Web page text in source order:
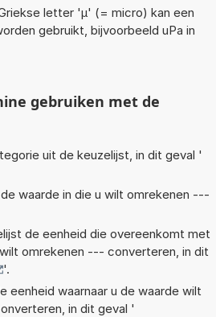
letter 'µ' (= micro) kan een
gebruikt, bijvoorbeeld uPa in
gebruiken met de
uit de keuzelijst, in dit geval '
waarde in die u wilt omrekenen ---
de eenheid die overeenkomt met
omrekenen --- converteren, in dit
'.
eenheid waarnaar u de waarde wilt
in dit geval '